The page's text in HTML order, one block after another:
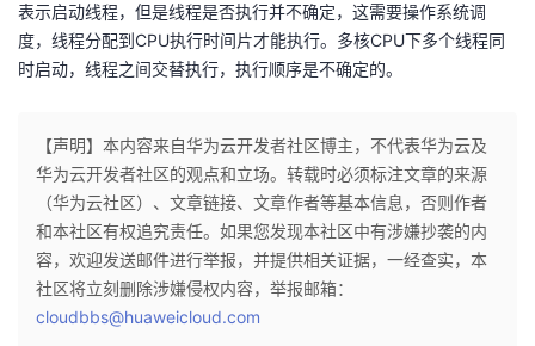
表示启动线程，但是线程是否执行并不确定，这需要操作系统调
度，线程分配到CPU执行时间片才能执行。多核CPU下多个线程同
时启动，线程之间交替执行，执行顺序是不确定的。
【声明】本内容来自华为云开发者社区博主，不代表华为云及
华为云开发者社区的观点和立场。转载时必须标注文章的来源
（华为云社区）、文章链接、文章作者等基本信息，否则作者
和本社区有权追究责任。如果您发现本社区中有涉嫌抄袭的内
容，欢迎发送邮件进行举报，并提供相关证据，一经查实，本
社区将立刻删除涉嫌侵权内容，举报邮箱：
cloudbbs@huaweicloud.com